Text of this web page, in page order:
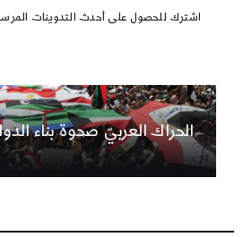
اشترك للحصول على أحدث التدوينات
الحراك العربيّ صحوة بناء